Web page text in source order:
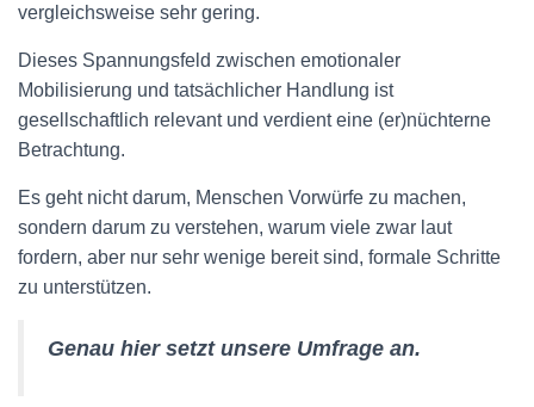
vergleichsweise sehr gering.
Dieses Spannungsfeld zwischen emotionaler
Mobilisierung und tatsächlicher Handlung ist
gesellschaftlich relevant und verdient eine (er)nüchterne
Betrachtung.
Es geht nicht darum, Menschen Vorwürfe zu machen,
sondern darum zu verstehen, warum viele zwar laut
fordern, aber nur sehr wenige bereit sind, formale Schritte
zu unterstützen.
Genau hier setzt unsere Umfrage an.